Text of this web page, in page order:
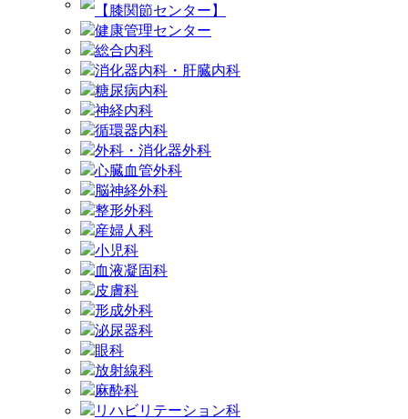
【膝関節センター】
健康管理センター
総合内科
消化器内科・肝臓内科
糖尿病内科
神経内科
循環器内科
外科・消化器外科
心臓血管外科
脳神経外科
整形外科
産婦人科
小児科
血液凝固科
皮膚科
形成外科
泌尿器科
眼科
放射線科
麻酔科
リハビリテーション科